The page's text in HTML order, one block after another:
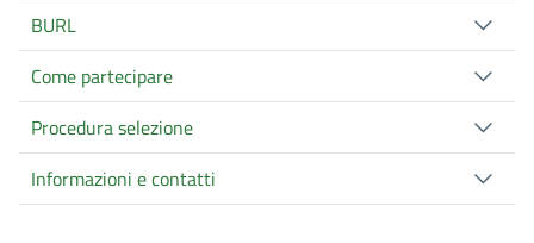
BURL
Come partecipare
Procedura selezione
Informazioni e contatti